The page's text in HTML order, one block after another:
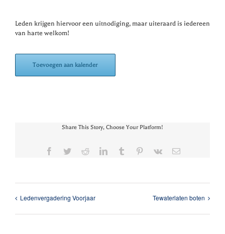
Leden krijgen hiervoor een uitnodiging, maar uiteraard is iedereen
van harte welkom!
Toevoegen aan kalender
Share This Story, Choose Your Platform!
Facebook
TwitterRedditLinkedInTumblr Pinterest
Vk
E-
Ledenvergadering Voorjaar Tewaterlaten boten